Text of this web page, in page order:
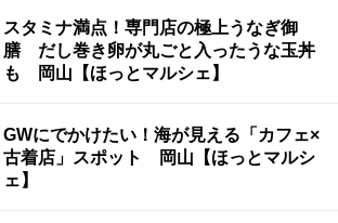
スタミナ満点！専門店の極上うなぎ御
膳 だし巻き卵が丸ごと入ったうな玉丼
も 岡山【ほっとマルシェ】
GWにでかけたい！海が見える「カフェ×
古着店」スポット 岡山【ほっとマルシ
ェ】